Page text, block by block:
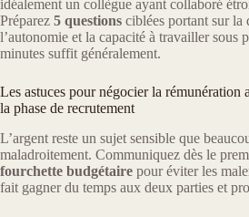
idéalement un collègue ayant collaboré
Préparez 5 questions ciblées portant sur la
l’autonomie et la capacité à travailler sous
minutes suffit généralement.
Les astuces pour négocier la rémunération
la phase de recrutement
L’argent reste un sujet sensible que
maladroitement. Communiquez dès le
fourchette budgétaire pour éviter les
fait gagner du temps aux deux parties et